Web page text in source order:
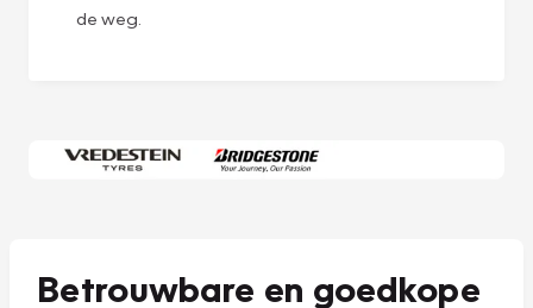
de weg.
Betrouwbare en goedkope